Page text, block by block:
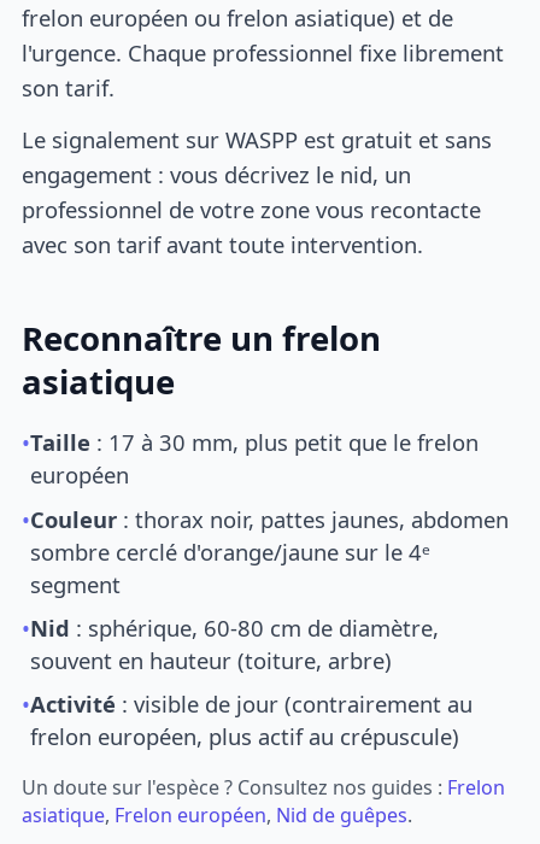
frelon européen ou frelon asiatique) et de
l'urgence. Chaque professionnel fixe librement
son tarif.
Le signalement sur WASPP est gratuit et sans
engagement : vous décrivez le nid, un
professionnel de votre zone vous recontacte
avec son tarif avant toute intervention.
Reconnaître un frelon
asiatique
•Taille : 17 à 30 mm, plus petit que le frelon
européen
•Couleur : thorax noir, pattes jaunes, abdomen
sombre cerclé d'orange/jaune sur le 4ᵉ
segment
•Nid : sphérique, 60-80 cm de diamètre,
souvent en hauteur (toiture, arbre)
•Activité : visible de jour (contrairement au
frelon européen, plus actif au crépuscule)
Un doute sur l'espèce ? Consultez nos guides : Frelon
asiatique, Frelon européen, Nid de guêpes.